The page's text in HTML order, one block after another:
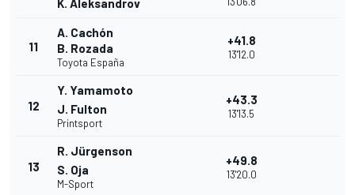
K. Aleksandrov
11
A. Cachón
B. Rozada
Toyota España
+41.8
13'12.0
12
Y. Yamamoto
J. Fulton
Printsport
+43.3
13'13.5
13
R. Jürgenson
S. Oja
M-Sport
+49.8
13'20.0